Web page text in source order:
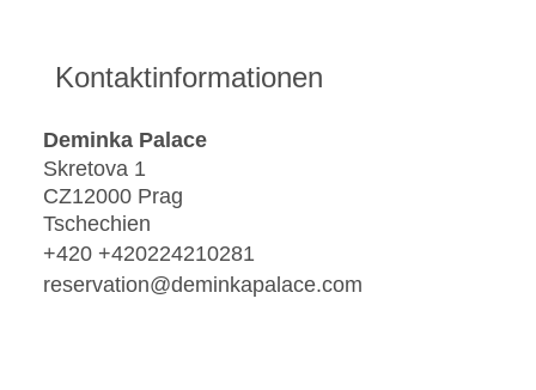
Kontaktinformationen
Deminka Palace
Skretova 1
CZ12000 Prag
Tschechien
+420 +420224210281
reservation@deminkapalace.com